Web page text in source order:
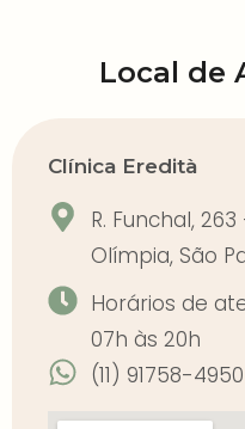
Local de
Clínica Eredità
R. Funchal,
Olímpia, São
Horários de
07h às 20h
(11) 91758-4950